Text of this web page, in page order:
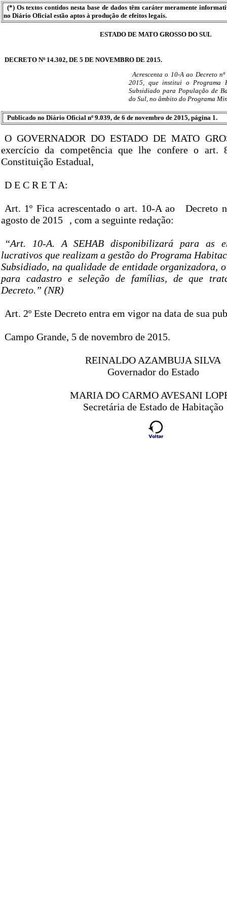
(*) Os textos contidos nesta base de dados têm caráter meramente
no Diário Oficial estão aptos à produção de efeitos legais.
ESTADO DE MATO GROSSO DO SUL
DECRETO Nº 14.302, DE 5 DE NOVEMBRO DE 2015.
Acrescenta o 10-A ao Decreto
2015, que institui o Programa
Subsidiado para População de
do Sul, no âmbito do Programa
Publicado no Diário Oficial nº 9.039, de 6 de novembro de 2015, página 1.
O GOVERNADOR DO ESTADO DE MATO
exercício da competência que lhe confere o
Constituição Estadual,
D E C R E T A:
Art. 1º Fica acrescentado o art. 10-A ao
Decreto
agosto de 2015
, com a seguinte redação:
“Art. 10-A. A SEHAB disponibilizará para as
lucrativos que realizam a gestão do Programa
Subsidiado, na qualidade de entidade organizadora,
para cadastro e seleção de famílias, de que
Decreto.” (NR)
Art. 2º Este Decreto entra em vigor na data de sua
Campo Grande, 5 de novembro de 2015.
REINALDO AZAMBUJA SILVA
Governador do Estado
MARIA DO CARMO AVESANI
Secretária de Estado de Habitação